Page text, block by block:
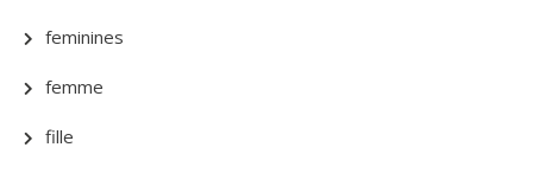
feminines
femme
fille